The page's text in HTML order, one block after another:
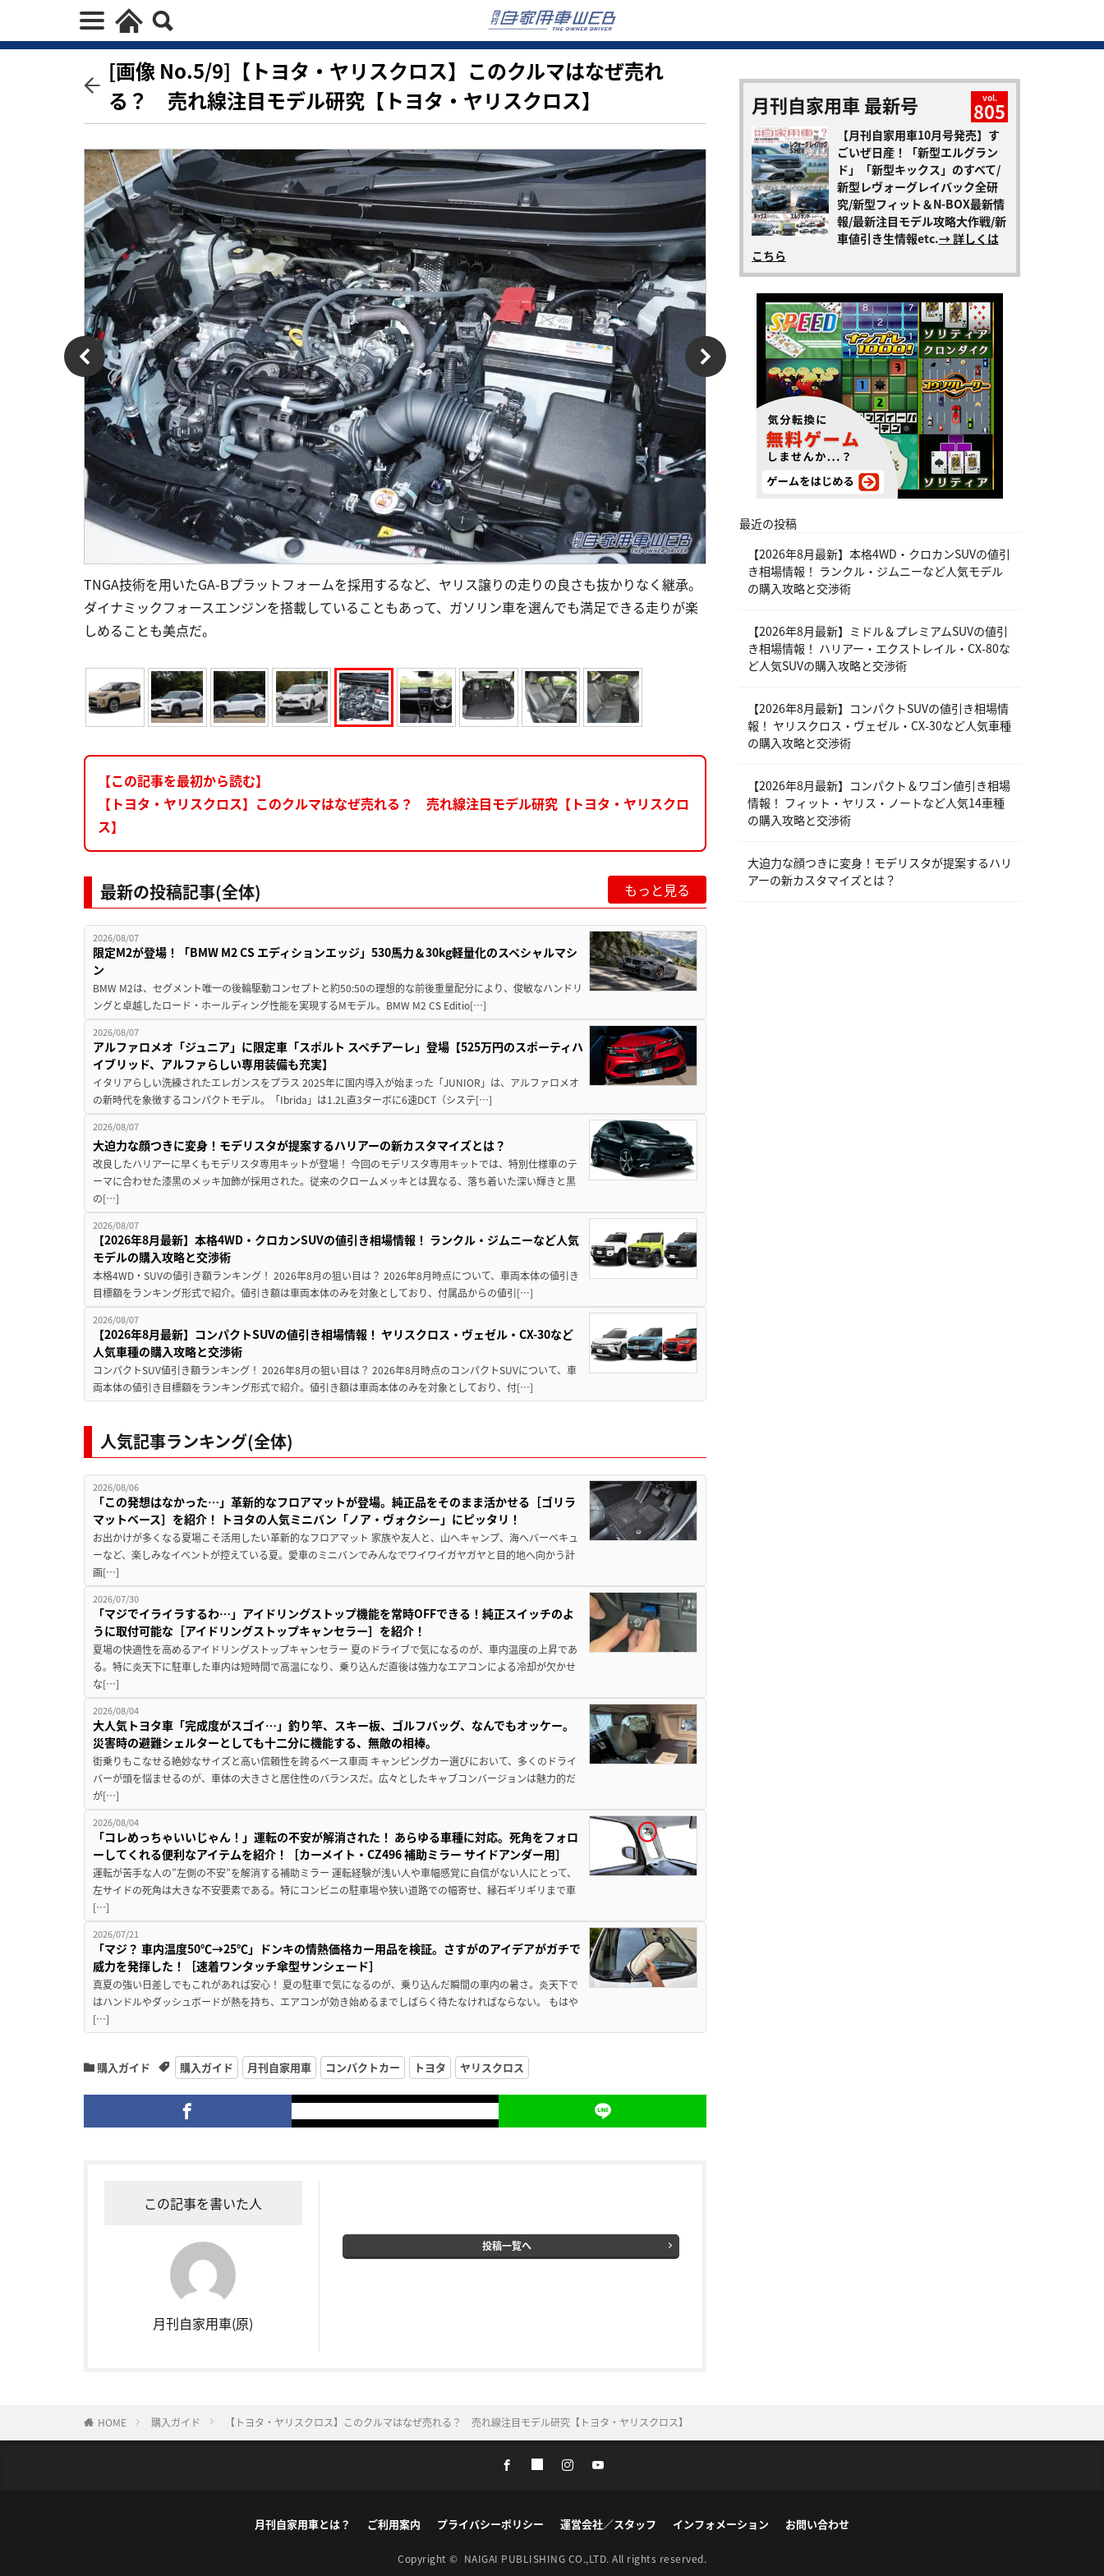
[画像 No.5/9]【トヨタ・ヤリスクロス】このクルマはなぜ売れ
る？ 売れ線注目モデル研究【トヨタ・ヤリスクロス】
TNGA技術を用いたGA-Bプラットフォームを採用するなど、ヤリス譲りの走りの良さも抜かりなく継承。
ダイナミックフォースエンジンを搭載していることもあって、ガソリン車を選んでも満足できる走りが楽
しめることも美点だ。
【この記事を最初から読む】
【トヨタ・ヤリスクロス】このクルマはなぜ売れる？ 売れ線注目モデル研究【トヨタ・ヤリスクロ
ス】
最新の投稿記事(全体) もっと見る
2026/08/07
限定M2が登場！「BMW M2 CS エディションエッジ」530馬力＆30kg軽量化のスペシャルマシ
ン
BMW M2は、セグメント唯一の後輪駆動コンセプトと約50:50の理想的な前後重量配分により、俊敏なハンドリ
ングと卓越したロード・ホールディング性能を実現するMモデル。BMW M2 CS Editio[…]
2026/08/07
アルファロメオ「ジュニア」に限定車「スポルト スペチアーレ」登場【525万円のスポーティハ
イブリッド、アルファらしい専用装備も充実】
イタリアらしい洗練されたエレガンスをプラス 2025年に国内導入が始まった「JUNIOR」は、アルファロメオ
の新時代を象徴するコンパクトモデル。「Ibrida」は1.2L直3ターボに6速DCT（システ[…]
2026/08/07
大迫力な顔つきに変身！モデリスタが提案するハリアーの新カスタマイズとは？
改良したハリアーに早くもモデリスタ専用キットが登場！ 今回のモデリスタ専用キットでは、特別仕様車のテ
ーマに合わせた漆黒のメッキ加飾が採用された。従来のクロームメッキとは異なる、落ち着いた深い輝きと黒
の[…]
2026/08/07
【2026年8月最新】本格4WD・クロカンSUVの値引き相場情報！ ランクル・ジムニーなど人気
モデルの購入攻略と交渉術
本格4WD・SUVの値引き額ランキング！ 2026年8月の狙い目は？ 2026年8月時点について、車両本体の値引き
目標額をランキング形式で紹介。値引き額は車両本体のみを対象としており、付属品からの値引[…]
2026/08/07
【2026年8月最新】コンパクトSUVの値引き相場情報！ ヤリスクロス・ヴェゼル・CX-30など
人気車種の購入攻略と交渉術
コンパクトSUV値引き額ランキング！ 2026年8月の狙い目は？ 2026年8月時点のコンパクトSUVについて、車
両本体の値引き目標額をランキング形式で紹介。値引き額は車両本体のみを対象としており、付[…]
人気記事ランキング(全体)
2026/08/06
「この発想はなかった…」革新的なフロアマットが登場。純正品をそのまま活かせる［ゴリラ
マットベース］を紹介！ トヨタの人気ミニバン「ノア・ヴォクシー」にピッタリ！
お出かけが多くなる夏場こそ活用したい革新的なフロアマット 家族や友人と、山へキャンプ、海へバーベキュ
ーなど、楽しみなイベントが控えている夏。愛車のミニバンでみんなでワイワイガヤガヤと目的地へ向かう計
画[…]
2026/07/30
「マジでイライラするわ…」アイドリングストップ機能を常時OFFできる！純正スイッチのよ
うに取付可能な［アイドリングストップキャンセラー］を紹介！
夏場の快適性を高めるアイドリングストップキャンセラー 夏のドライブで気になるのが、車内温度の上昇であ
る。特に炎天下に駐車した車内は短時間で高温になり、乗り込んだ直後は強力なエアコンによる冷却が欠かせ
な[…]
2026/08/04
大人気トヨタ車「完成度がスゴイ…」釣り竿、スキー板、ゴルフバッグ、なんでもオッケー。
災害時の避難シェルターとしても十二分に機能する、無敵の相棒。
街乗りもこなせる絶妙なサイズと高い信頼性を誇るベース車両 キャンピングカー選びにおいて、多くのドライ
バーが頭を悩ませるのが、車体の大きさと居住性のバランスだ。広々としたキャブコンバージョンは魅力的だ
が[…]
2026/08/04
「コレめっちゃいいじゃん！」運転の不安が解消された！ あらゆる車種に対応。死角をフォロ
ーしてくれる便利なアイテムを紹介！［カーメイト・CZ496 補助ミラー サイドアンダー用］
運転が苦手な人の”左側の不安”を解消する補助ミラー 運転経験が浅い人や車幅感覚に自信がない人にとって、
左サイドの死角は大きな不安要素である。特にコンビニの駐車場や狭い道路での幅寄せ、縁石ギリギリまで車
[…]
2026/07/21
「マジ？ 車内温度50℃→25℃」ドンキの情熱価格カー用品を検証。さすがのアイデアがガチで
威力を発揮した！［速着ワンタッチ傘型サンシェード］
真夏の強い日差しでもこれがあれば安心！ 夏の駐車で気になるのが、乗り込んだ瞬間の車内の暑さ。炎天下で
はハンドルやダッシュボードが熱を持ち、エアコンが効き始めるまでしばらく待たなければならない。 もはや
[…]
購入ガイド 購入ガイド 月刊自家用車 コンパクトカー トヨタ ヤリスクロス
この記事を書いた人
月刊自家用車(原)
投稿一覧へ
月刊自家用車 最新号 vol.
805
【月刊自家用車10月号発売】す
ごいぜ日産！「新型エルグラン
ド」「新型キックス」のすべて/
新型レヴォーグレイバック全研
究/新型フィット＆N-BOX最新情
報/最新注目モデル攻略大作戦/新
車値引き生情報etc.→ 詳しくは
こちら
最近の投稿
【2026年8月最新】本格4WD・クロカンSUVの値引
き相場情報！ ランクル・ジムニーなど人気モデル
の購入攻略と交渉術
【2026年8月最新】ミドル＆プレミアムSUVの値引
き相場情報！ ハリアー・エクストレイル・CX-80な
ど人気SUVの購入攻略と交渉術
【2026年8月最新】コンパクトSUVの値引き相場情
報！ ヤリスクロス・ヴェゼル・CX-30など人気車種
の購入攻略と交渉術
【2026年8月最新】コンパクト＆ワゴン値引き相場
情報！ フィット・ヤリス・ノートなど人気14車種
の購入攻略と交渉術
大迫力な顔つきに変身！モデリスタが提案するハリ
アーの新カスタマイズとは？
HOME 購入ガイド 【トヨタ・ヤリスクロス】このクルマはなぜ売れる？ 売れ線注目モデル研究【トヨタ・ヤリスクロス】
月刊自家用車とは？ ご利用案内 プライバシーポリシー 運営会社／スタッフ インフォメーション お問い合わせ
Copyright © NAIGAI PUBLISHING CO.,LTD. All rights reserved.